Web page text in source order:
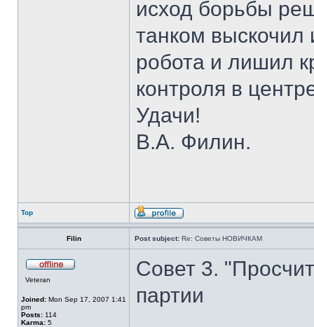
исход борьбы
танком выскочил
робота и лишил
контроля в
Удачи!
В.А. Филин.
Top
Filin Post subject: Re: Советы НОВИЧКАМ
Veteran
Joined: Mon Sep 17, 2007 1:41
pm
Posts: 114
Karma: 5
Совет 3.
партии